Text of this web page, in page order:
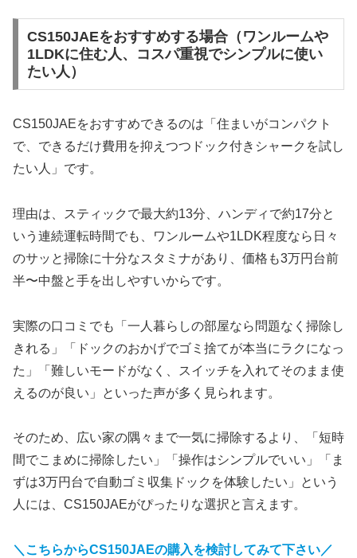
CS150JAEをおすすめする場合（ワンルームや
1LDKに住む人、コスパ重視でシンプルに使い
たい人）
CS150JAEをおすすめできるのは「住まいがコンパクト
で、できるだけ費用を抑えつつドック付きシャークを試し
たい人」です。
理由は、スティックで最大約13分、ハンディで約17分と
いう連続運転時間でも、ワンルームや1LDK程度なら日々
のサッと掃除に十分なスタミナがあり、価格も3万円台前
半〜中盤と手を出しやすいからです。
実際の口コミでも「一人暮らしの部屋なら問題なく掃除し
きれる」「ドックのおかげでゴミ捨てが本当にラクになっ
た」「難しいモードがなく、スイッチを入れてそのまま使
えるのが良い」といった声が多く見られます。
そのため、広い家の隅々まで一気に掃除するより、「短時
間でこまめに掃除したい」「操作はシンプルでいい」「ま
ずは3万円台で自動ゴミ収集ドックを体験したい」という
人には、CS150JAEがぴったりな選択と言えます。
＼こちらからCS150JAEの購入を検討してみて下さい／